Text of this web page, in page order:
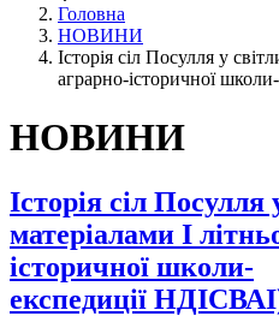
Головна
НОВИНИ
Історія сіл Посулля у
аграрно-історичної
НОВИНИ
Історія сіл Посулля
матеріалами І
історичної школи-
експедиції